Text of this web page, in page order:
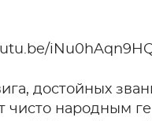
достойных
чисто народным